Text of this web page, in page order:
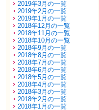
2019年3月の一覧
2019年2月の一覧
2019年1月の一覧
2018年12月の一覧
2018年11月の一覧
2018年10月の一覧
2018年9月の一覧
2018年8月の一覧
2018年7月の一覧
2018年6月の一覧
2018年5月の一覧
2018年4月の一覧
2018年3月の一覧
2018年2月の一覧
2018年1月の一覧